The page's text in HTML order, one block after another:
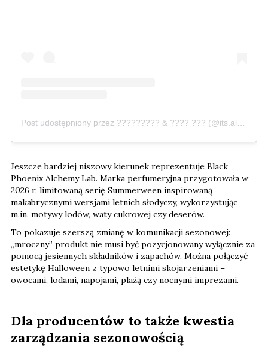
Jeszcze bardziej niszowy kierunek reprezentuje Black
Phoenix Alchemy Lab. Marka perfumeryjna przygotowała w
2026 r. limitowaną serię Summerween inspirowaną
makabrycznymi wersjami letnich słodyczy, wykorzystując
m.in. motywy lodów, waty cukrowej czy deserów.
To pokazuje szerszą zmianę w komunikacji sezonowej:
„mroczny” produkt nie musi być pozycjonowany wyłącznie za
pomocą jesiennych składników i zapachów. Można połączyć
estetykę Halloween z typowo letnimi skojarzeniami –
owocami, lodami, napojami, plażą czy nocnymi imprezami.
Dla producentów to także kwestia
zarządzania sezonowością